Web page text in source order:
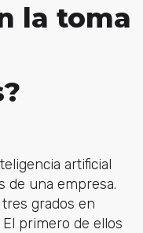
la toma
artificial
de una empresa.
grados en
primero de ellos